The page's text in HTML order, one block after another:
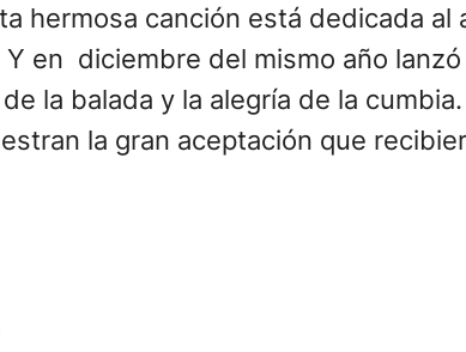
hermosa canción está dedicada al
en diciembre del mismo año lanzó
la balada y la alegría de la
la gran aceptación que